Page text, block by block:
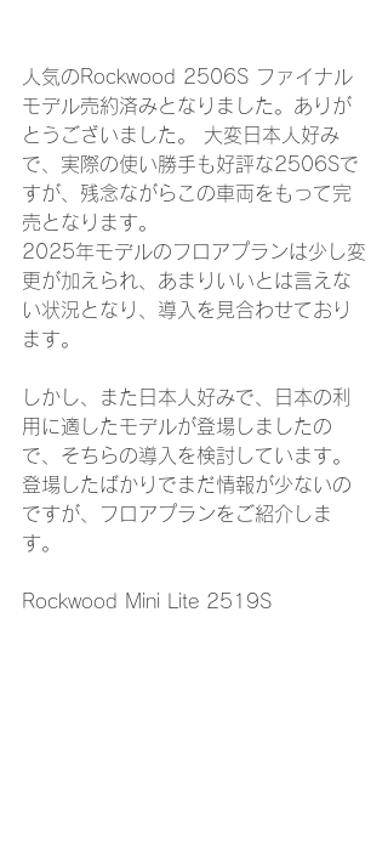
人気のRockwood 2506S ファイナル
モデル売約済みとなりました。ありが
とうございました。 大変日本人好み
で、実際の使い勝手も好評な2506Sで
すが、残念ながらこの車両をもって完
売となります。
2025年モデルのフロアプランは少し変
更が加えられ、あまりいいとは言えな
い状況となり、導入を見合わせており
ます。
しかし、また日本人好みで、日本の利
用に適したモデルが登場しましたの
で、そちらの導入を検討しています。
登場したばかりでまだ情報が少ないの
ですが、フロアプランをご紹介しま
す。
Rockwood Mini Lite 2519S